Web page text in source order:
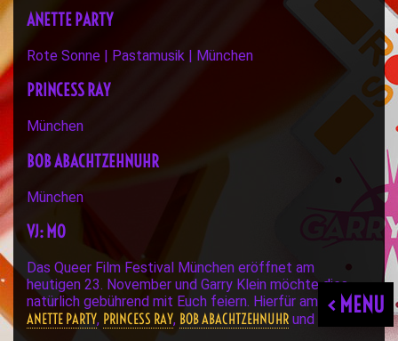
< MENU
ANETTE PARTY
Rote Sonne | Pastamusik | München
PRINCESS RAY
München
BOB ABACHTZEHNUHR
München
VJ: MO
Das Queer Film Festival München eröffnet am
heutigen 23. November und Garry Klein möchte dies
natürlich gebührend mit Euch feiern. Hierfür am Start:
ANETTE PARTY, PRINCESS RAY, BOB ABACHTZEHNUHR und MO.